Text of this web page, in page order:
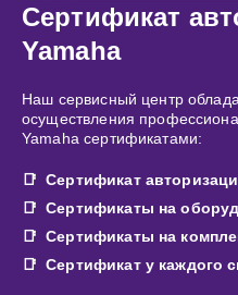
Сертификат
Yamaha
Наш сервисный центр
осуществления
Yamaha сертификатами:
Сертификат
Сертификаты на
Сертификаты на
Сертификат у каждого